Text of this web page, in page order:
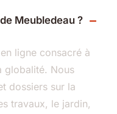
Meubledeau ?
ligne consacré à
globalité. Nous
dossiers sur la
travaux, le jardin,